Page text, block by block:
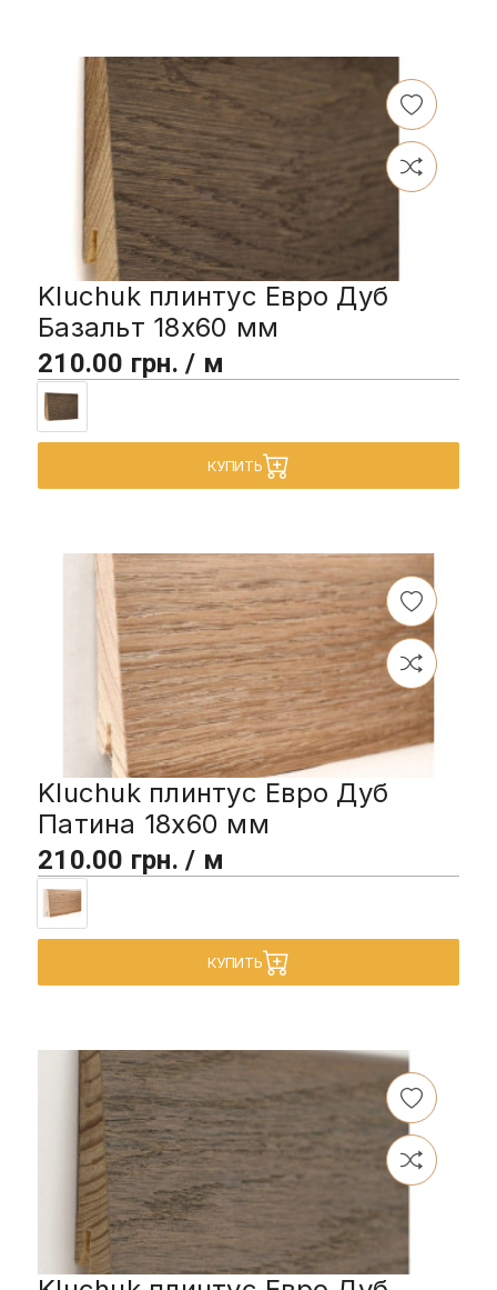
Kluchuk плинтус Евро Дуб
Базальт 18х60 мм
210.00 грн. / м
КУПИТЬ
Kluchuk плинтус Евро Дуб
Патина 18х60 мм
210.00 грн. / м
КУПИТЬ